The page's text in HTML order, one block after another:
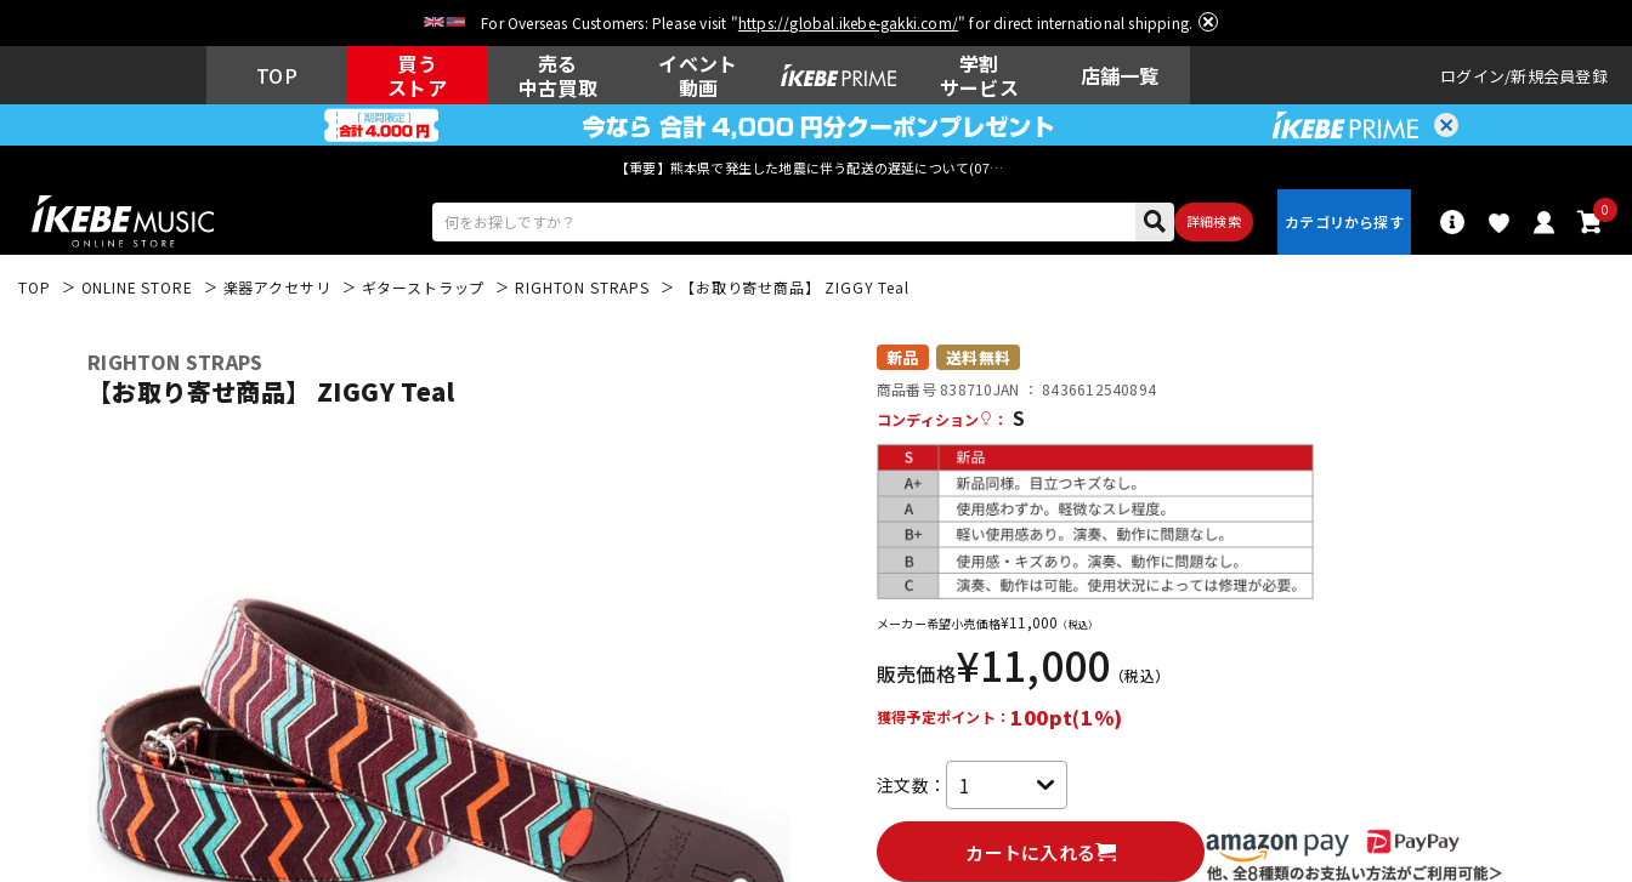
For Overseas Customers: Please visit "https://global.ikebe-gakki.com/" for direct international shipping.
TOP
買う
ストア
売る
中古買取
イベント
動画
学割
サービス
店舗一覧 ログイン 新規会員登録
【重要】熊本県で発生した地震に伴う配送の遅延について(07月29日
詳細検索
0
ウクレレ
その他楽器
レコーディン
グ機器
配信/ライブ
機器
中古 ヴィンテージ
TOP ONLINE STORE 楽器アクセサリ ギターストラップ RIGHTON STRAPS 【お取り寄せ商品】 ZIGGY Teal
RIGHTON STRAPS
【お取り寄せ商品】 ZIGGY Teal
新品 送料無料
商品番号 838710JAN ： 8436612540894
コンディション
： S
メーカー希望小売価格¥11,000 （税込）
販売価格¥11,000 （税込）
獲得予定ポイント： 100pt(1%)
注文数：
カートに入れる